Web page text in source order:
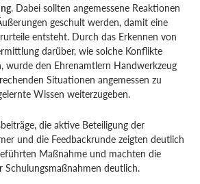
. Dabei sollten angemessene Reaktionen
geschult werden, damit eine
entsteht. Durch das Erkennen von
darüber, wie solche Konflikte
wurde den Ehrenamtlern Handwerkzeug
Situationen angemessen zu
Wissen weiterzugeben.
die aktive Beteiligung der
und die Feedbackrunde zeigten deutlich
Maßnahme und machten die
Schulungsmaßnahmen deutlich.